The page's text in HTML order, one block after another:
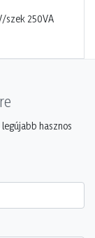
szek 250VA
hasznos